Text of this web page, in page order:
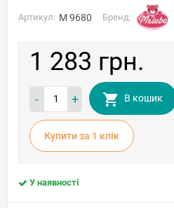
Артикул: M 9680 Бренд:
1 283 грн.
- + В кошик
Купити за 1 клiк
У наявності